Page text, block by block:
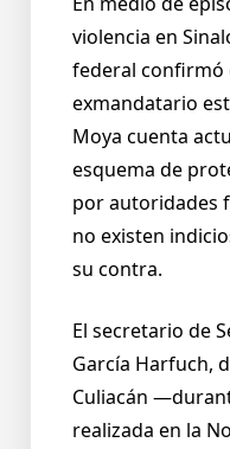
violencia en
federal confirmó
exmandatario
Moya cuenta
esquema de
por autoridades
no existen
su contra.
El secretario de
García Harfuch,
Culiacán
realizada en la